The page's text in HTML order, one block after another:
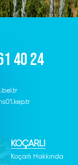
40 24
KOÇARLI
Koçarlı Hakkında